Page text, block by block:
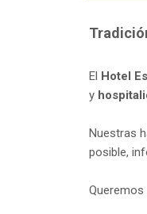
El Hotel
y
Nuestras
posible,
Queremos